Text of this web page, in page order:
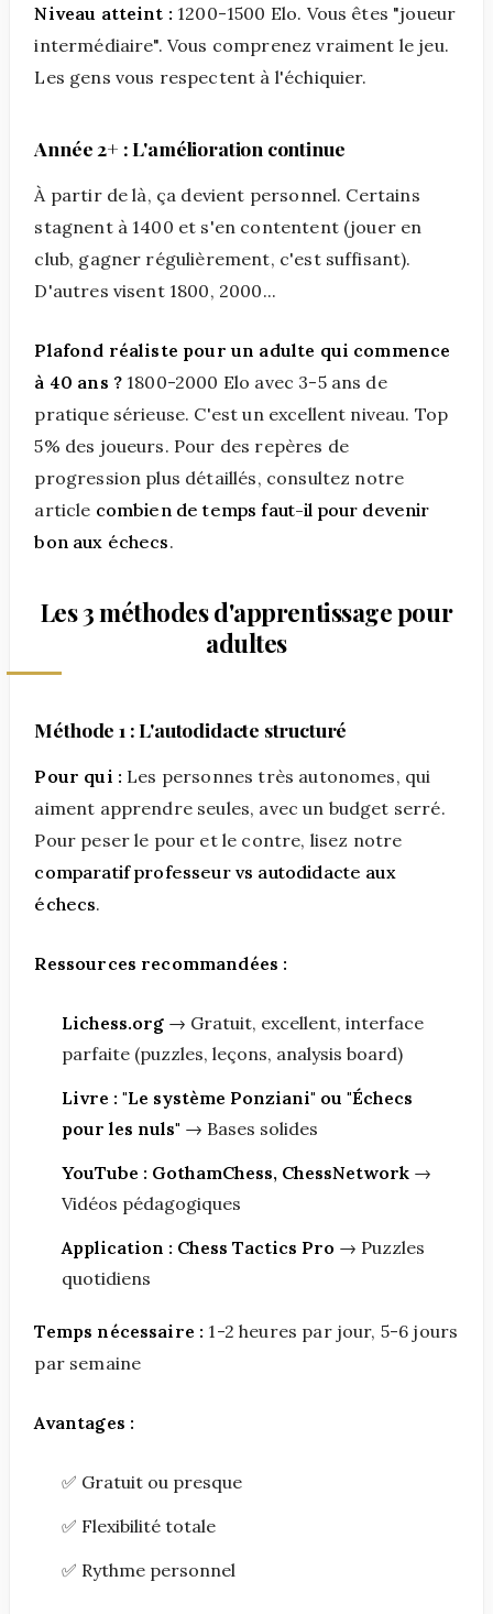
Niveau atteint : 1200-1500 Elo. Vous êtes "joueur
intermédiaire". Vous comprenez vraiment le jeu.
Les gens vous respectent à l'échiquier.
Année 2+ : L'amélioration continue
À partir de là, ça devient personnel. Certains
stagnent à 1400 et s'en contentent (jouer en
club, gagner régulièrement, c'est suffisant).
D'autres visent 1800, 2000...
Plafond réaliste pour un adulte qui commence
à 40 ans ? 1800-2000 Elo avec 3-5 ans de
pratique sérieuse. C'est un excellent niveau. Top
5% des joueurs. Pour des repères de
progression plus détaillés, consultez notre
article combien de temps faut-il pour devenir
bon aux échecs.
Les 3 méthodes d'apprentissage pour
adultes
Méthode 1 : L'autodidacte structuré
Pour qui : Les personnes très autonomes, qui
aiment apprendre seules, avec un budget serré.
Pour peser le pour et le contre, lisez notre
comparatif professeur vs autodidacte aux
échecs.
Ressources recommandées :
Lichess.org → Gratuit, excellent, interface
parfaite (puzzles, leçons, analysis board)
Livre : "Le système Ponziani" ou "Échecs
pour les nuls" → Bases solides
YouTube : GothamChess, ChessNetwork →
Vidéos pédagogiques
Application : Chess Tactics Pro → Puzzles
quotidiens
Temps nécessaire : 1-2 heures par jour, 5-6 jours
par semaine
Avantages :
✅ Gratuit ou presque
✅ Flexibilité totale
✅ Rythme personnel